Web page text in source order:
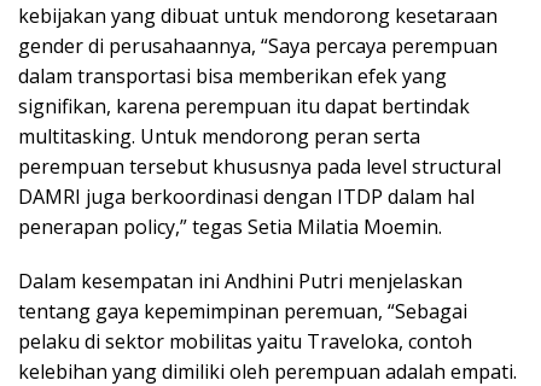
kebijakan yang dibuat untuk mendorong kesetaraan
gender di perusahaannya, “Saya percaya perempuan
dalam transportasi bisa memberikan efek yang
signifikan, karena perempuan itu dapat bertindak
multitasking. Untuk mendorong peran serta
perempuan tersebut khususnya pada level structural
DAMRI juga berkoordinasi dengan ITDP dalam hal
penerapan policy,” tegas Setia Milatia Moemin.
Dalam kesempatan ini Andhini Putri menjelaskan
tentang gaya kepemimpinan peremuan, “Sebagai
pelaku di sektor mobilitas yaitu Traveloka, contoh
kelebihan yang dimiliki oleh perempuan adalah empati.